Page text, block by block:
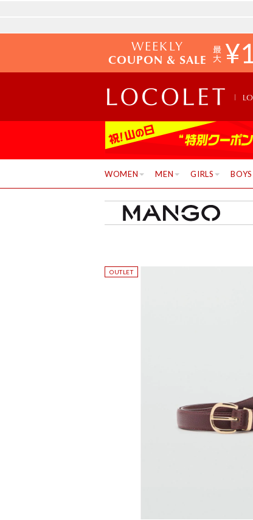
WEEKLY
COUPON & SALE ¥
WOMEN MEN GIRLS BOYS